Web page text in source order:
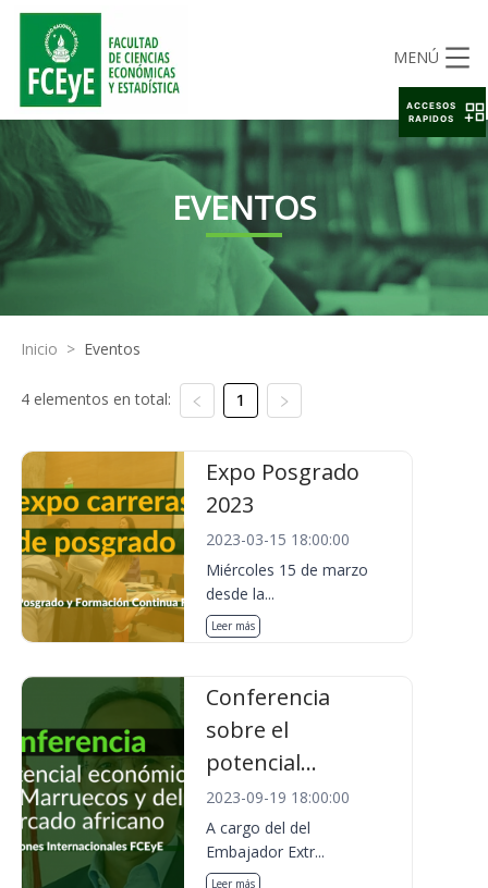
MENÚ
EVENTOS
Inicio > Eventos
4 elementos en total: 1
Expo Posgrado
2023
2023-03-15 18:00:00
Miércoles 15 de marzo
desde la...
Leer más
Conferencia
sobre el
potencial...
2023-09-19 18:00:00
A cargo del del
Embajador Extr...
Leer más
ACCESOS
RAPIDOS